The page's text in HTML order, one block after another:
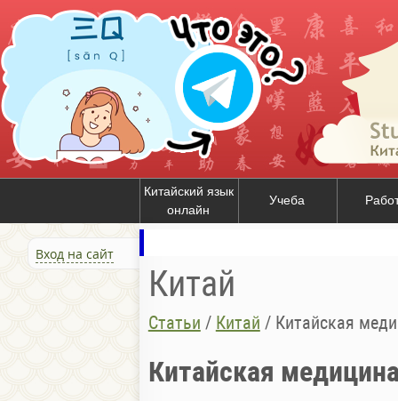
Китайский язык
онлайн
Учеба
Вход на сайт
Китай
Статьи / Китай / Китайская
Китайская